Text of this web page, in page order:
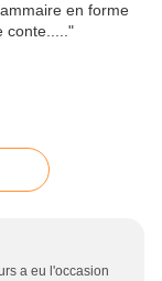
a eu l'occasion